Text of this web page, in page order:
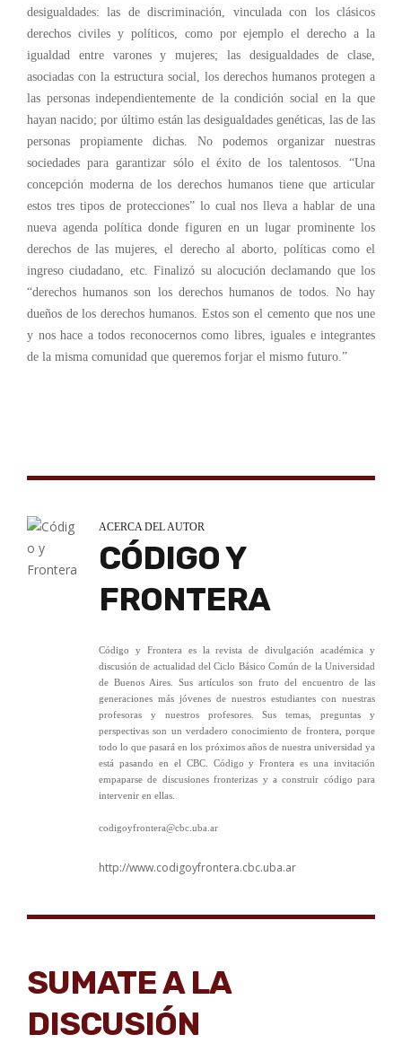
desigualdades: las de discriminación, vinculada con los clásicos
derechos civiles y políticos, como por ejemplo el derecho a la
igualdad entre varones y mujeres; las desigualdades de clase,
asociadas con la estructura social, los derechos humanos protegen a
las personas independientemente de la condición social en la que
hayan nacido; por último están las desigualdades genéticas, las de las
personas propiamente dichas. No podemos organizar nuestras
sociedades para garantizar sólo el éxito de los talentosos. “Una
concepción moderna de los derechos humanos tiene que articular
estos tres tipos de protecciones” lo cual nos lleva a hablar de una
nueva agenda política donde figuren en un lugar prominente los
derechos de las mujeres, el derecho al aborto, políticas como el
ingreso ciudadano, etc. Finalizó su alocución declamando que los
“derechos humanos son los derechos humanos de todos. No hay
dueños de los derechos humanos. Estos son el cemento que nos une
y nos hace a todos reconocernos como libres, iguales e integrantes
de la misma comunidad que queremos forjar el mismo futuro.”
ACERCA DEL AUTOR
CÓDIGO Y
FRONTERA
Código y Frontera es la revista de divulgación académica y
discusión de actualidad del Ciclo Básico Común de la Universidad
de Buenos Aires. Sus artículos son fruto del encuentro de las
generaciones más jóvenes de nuestros estudiantes con nuestras
profesoras y nuestros profesores. Sus temas, preguntas y
perspectivas son un verdadero conocimiento de frontera, porque
todo lo que pasará en los próximos años de nuestra universidad ya
está pasando en el CBC. Código y Frontera es una invitación
empaparse de discusiones fronterizas y a construir código para
intervenir en ellas.
codigoyfrontera@cbc.uba.ar
http://www.codigoyfrontera.cbc.uba.ar
SUMATE A LA
DISCUSIÓN